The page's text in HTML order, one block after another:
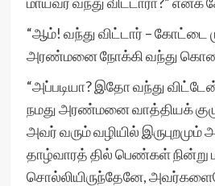
“ஆம்! வந்து விட்டார் – கோட்டை
அரண்மனை நோக்கி வந்து
“அப்படியா? இதோ வந்து
நமது அரண்மனை வாத்தியக்
அவர் வரும் வழியில்
தாழ்வாரத் தில் பெண்கள் நின்று
சொல்லியிருந்தேனே,